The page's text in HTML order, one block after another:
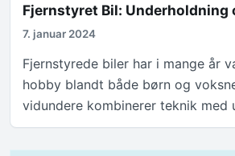
Fjernstyret Bil: Underholdning
7. januar 2024
Fjernstyrede biler har i mange år
hobby blandt både børn og
vidundere kombinerer teknik med